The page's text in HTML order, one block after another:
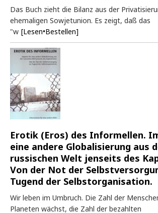
Das Buch zieht die Bilanz aus der
ehemaligen Sowjetunion. Es zeigt, daß das
"w [Lesen•Bestellen]
Erotik (Eros) des Informellen.
eine andere Globalisierung aus
russischen Welt jenseits des
Von der Not der
Tugend der Selbstorganisation.
Wir leben im Umbruch. Die Zahl der
Planeten wächst, die Zahl der bezahlten